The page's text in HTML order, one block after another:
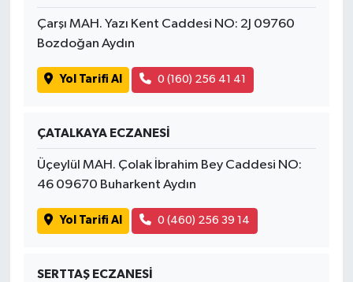
Çarşı MAH. Yazı Kent Caddesi NO: 2J 09760
Bozdoğan Aydın
Yol Tarifi Al 0 (160) 256 41 41
ÇATALKAYA ECZANESİ
Üçeylül MAH. Çolak İbrahim Bey Caddesi NO:
46 09670 Buharkent Aydın
Yol Tarifi Al 0 (460) 256 39 14
SERTTAŞ ECZANESİ